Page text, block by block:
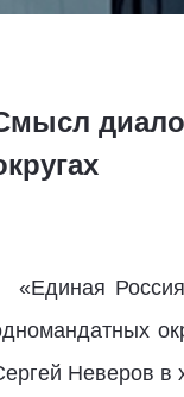
«Единая
Неверов в